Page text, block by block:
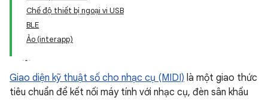
Chế độ thiết bị ngoại vi USB
BLE
Ảo (interapp)
Giao diện kỹ thuật số cho nhạc cụ (MIDI) là một giao thức
tiêu chuẩn để kết nối máy tính với nhạc cụ, đèn sân khấu